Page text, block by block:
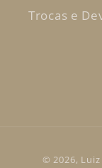
Trocas e
© 2026,